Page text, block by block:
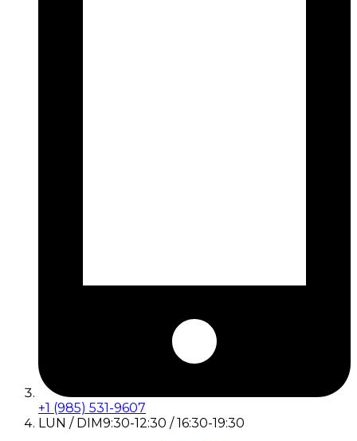
+1 (985) 531-9607
LUN / DIM9:30-12:30 / 16:30-19:30